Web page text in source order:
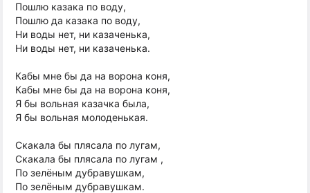
Пошлю казака по воду,
Пошлю да казака по воду,
Ни воды нет, ни казаченька,
Ни воды нет, ни казаченька.
Кабы мне бы да на ворона коня,
Кабы мне бы да на ворона коня,
Я бы вольная казачка была,
Я бы вольная молоденькая.
Скакала бы плясала по лугам,
Скакала бы плясала по лугам ,
По зелёным дубравушкам,
По зелёным дубравушкам.